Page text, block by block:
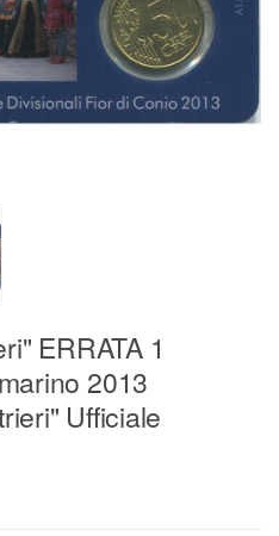
ERRATA 1
2013
Ufficiale